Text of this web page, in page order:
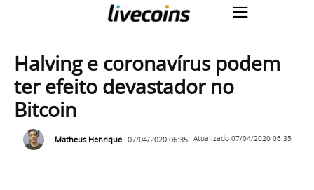
Halving e coronavírus podem
ter efeito devastador no
Bitcoin
Matheus Henrique 07/04/2020 06:35 Atualizado 07/04/2020 06:35